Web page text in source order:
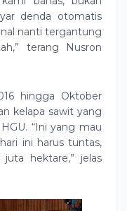
denda otomatis
nanti tergantung
terang Nusron
hingga Oktober
kelapa sawit yang
“Ini yang mau
ini harus tuntas,
hektare,” jelas